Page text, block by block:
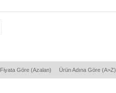
Fiyata Göre (Azalan) Ürün Adına Göre (A>Z)